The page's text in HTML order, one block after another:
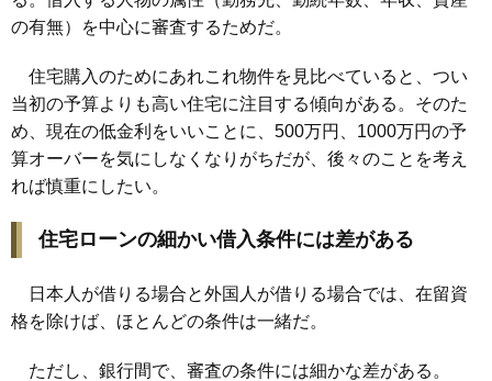
の有無）を中心に審査するためだ。
住宅購入のためにあれこれ物件を見比べていると、つい
当初の予算よりも高い住宅に注目する傾向がある。そのた
め、現在の低金利をいいことに、500万円、1000万円の予
算オーバーを気にしなくなりがちだが、後々のことを考え
れば慎重にしたい。
住宅ローンの細かい借入条件には差がある
日本人が借りる場合と外国人が借りる場合では、在留資
格を除けば、ほとんどの条件は一緒だ。
ただし、銀行間で、審査の条件には細かな差がある。